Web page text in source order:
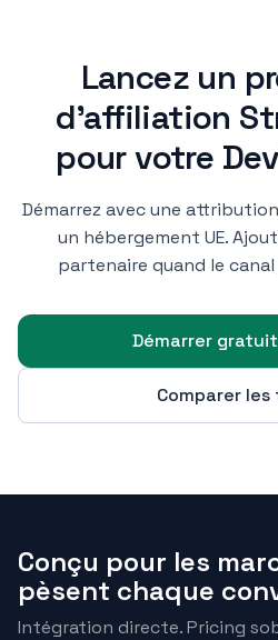
Lancez un
d'affiliation
pour votre
Démarrez avec une
un hébergement UE.
partenaire quand le
Démarrer
Comparer
Conçu pour les
pèsent chaque
Intégration directe. Pricing